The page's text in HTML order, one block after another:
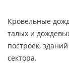
Кровельные
талых и
построек,
сектора.